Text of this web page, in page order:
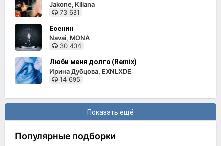
Jakone, Kiliana
73 681
Есенин
Navai, MONA
30 404
Люби меня долго (Remix)
Ирина Дубцова, EXNLXDE
14 695
Показать ещё
Популярные подборки